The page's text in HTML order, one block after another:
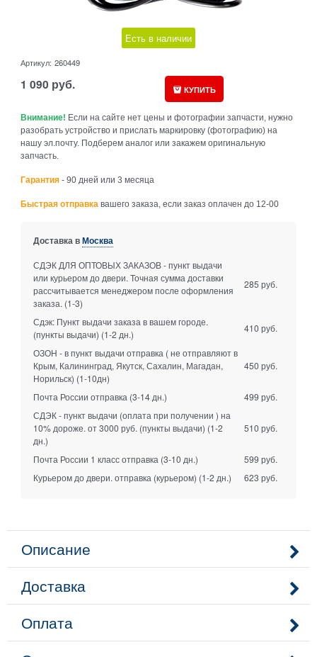
Есть в наличии
Артикул: 260449
1 090 руб. КУПИТЬ
Внимание! Если на сайте нет цены и фотографии запчасти, нужно
разобрать устройство и прислать маркировку (фотографию) на
нашу эл.почту. Подберем аналог или закажем оригинальную
запчасть.
Гарантия - 90 дней или 3 месяца
Быстрая отправка вашего заказа, если заказ оплачен до 12-00
Доставка вМосква
СДЭК ДЛЯ ОПТОВЫХ ЗАКАЗОВ - пункт выдачи
или курьером до двери. Точная сумма доставки
рассчитывается менеджером после оформления
заказа. (1-3)
285 руб.
Сдэк: Пункт выдачи заказа в вашем городе.
(пункты выдачи) (1-2 дн.)
410 руб.
ОЗОН - в пункт выдачи отправка ( не отправляют в
Крым, Калининград, Якутск, Сахалин, Магадан,
Норильск) (1-10дн)
450 руб.
Почта России отправка (3-14 дн.)
499 руб.
СДЭК - пункт выдачи (оплата при получении ) на
10% дороже. от 3000 руб. (пункты выдачи) (1-2
дн.)
510 руб.
Почта России 1 класс отправка (3-10 дн.)
599 руб.
Курьером до двери. отправка (курьером) (1-2 дн.) 623 руб.
Описание
Доставка
Оплата